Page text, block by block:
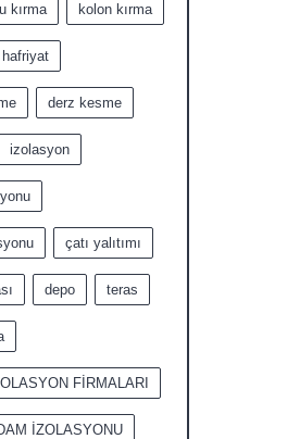
kırma kolon kırma
hafriyat
derz kesme
izolasyon
çatı yalıtımı
depo teras
FİRMALARI
İZOLASYONU